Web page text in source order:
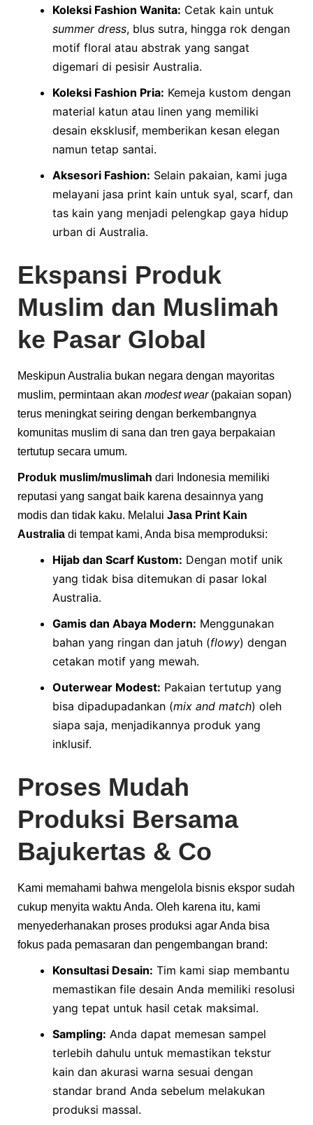
Koleksi Fashion Wanita: Cetak kain untuk
summer dress, blus sutra, hingga rok dengan
motif floral atau abstrak yang sangat
digemari di pesisir Australia.
Koleksi Fashion Pria: Kemeja kustom dengan
material katun atau linen yang memiliki
desain eksklusif, memberikan kesan elegan
namun tetap santai.
Aksesori Fashion: Selain pakaian, kami juga
melayani jasa print kain untuk syal, scarf, dan
tas kain yang menjadi pelengkap gaya hidup
urban di Australia.
Ekspansi Produk
Muslim dan Muslimah
ke Pasar Global
Meskipun Australia bukan negara dengan mayoritas
muslim, permintaan akan modest wear(pakaian sopan)
terus meningkat seiring dengan berkembangnya
komunitas muslim di sana dan tren gaya berpakaian
tertutup secara umum.
Produk muslim/muslimah dari Indonesia memiliki
reputasi yang sangat baik karena desainnya yang
modis dan tidak kaku. Melalui Jasa Print Kain
Australia di tempat kami, Anda bisa memproduksi:
Hijab dan Scarf Kustom: Dengan motif unik
yang tidak bisa ditemukan di pasar lokal
Australia.
Gamis dan Abaya Modern: Menggunakan
bahan yang ringan dan jatuh (flowy) dengan
cetakan motif yang mewah.
Outerwear Modest: Pakaian tertutup yang
bisa dipadupadankan (mix and match) oleh
siapa saja, menjadikannya produk yang
inklusif.
Proses Mudah
Produksi Bersama
Bajukertas & Co
Kami memahami bahwa mengelola bisnis ekspor sudah
cukup menyita waktu Anda. Oleh karena itu, kami
menyederhanakan proses produksi agar Anda bisa
fokus pada pemasaran dan pengembangan brand:
Konsultasi Desain: Tim kami siap membantu
memastikan file desain Anda memiliki resolusi
yang tepat untuk hasil cetak maksimal.
Sampling: Anda dapat memesan sampel
terlebih dahulu untuk memastikan tekstur
kain dan akurasi warna sesuai dengan
standar brand Anda sebelum melakukan
produksi massal.